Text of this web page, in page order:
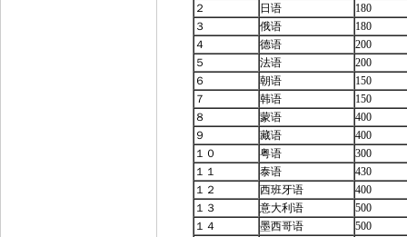
２
日语
180
３
俄语
180
４
德语
200
５
法语
200
６
朝语
150
７
韩语
150
８
蒙语
400
９
藏语
400
１０
粤语
300
１１
泰语
430
１２
西班牙语
400
１３
意大利语
500
１４
墨西哥语
500